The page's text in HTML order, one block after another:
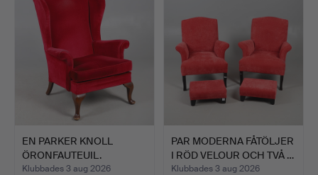
EN PARKER KNOLL
ÖRONFAUTEUIL.
Klubbades 3 aug 2026
PAR MODERNA FÅTÖLJER
I RÖD VELOUR OCH TVÅ …
Klubbades 3 aug 2026